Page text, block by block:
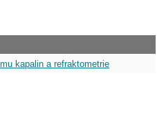
kapalin a refraktometrie